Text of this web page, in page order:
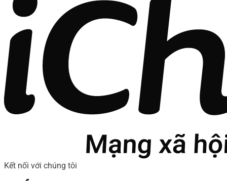
Kết nối với chúng tôi